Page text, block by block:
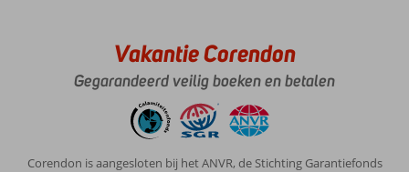
Vakantie Corendon
Gegarandeerd veilig boeken en betalen
Corendon is aangesloten bij het ANVR, de Stichting Garantiefonds